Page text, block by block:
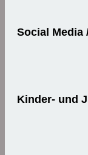
Social Media
Kinder- und